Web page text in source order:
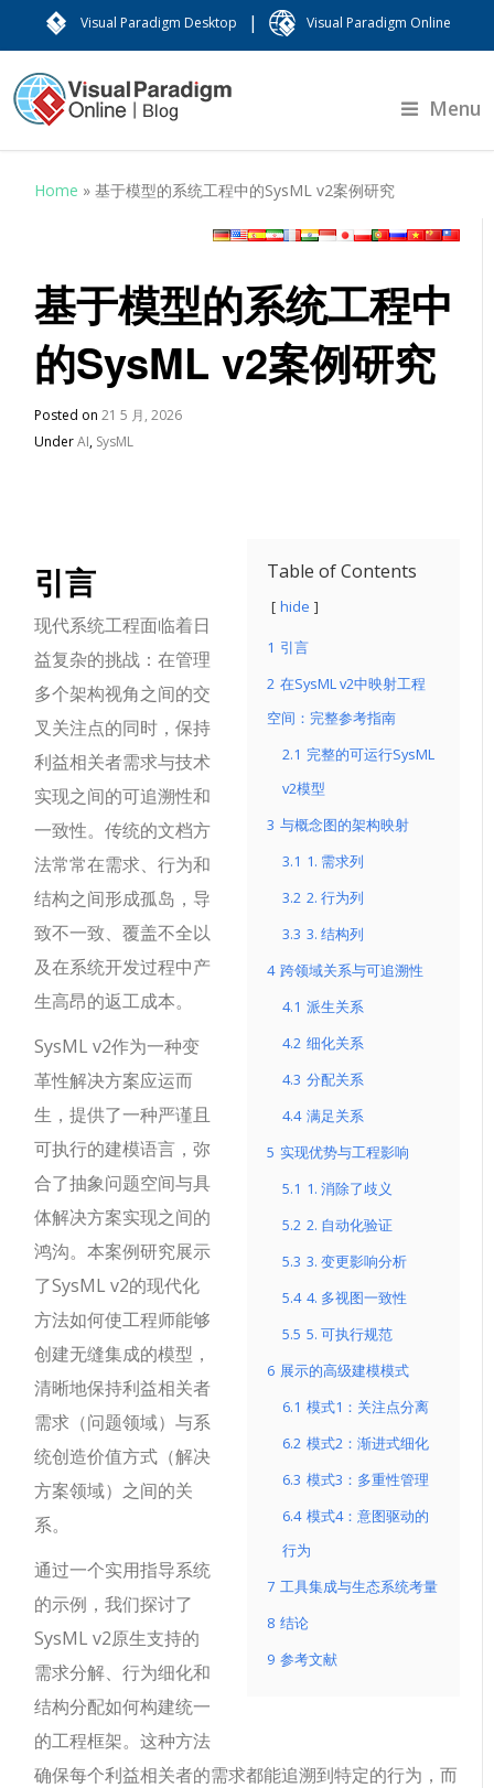
Visual Paradigm Desktop | Visual Paradigm Online
Menu
Home »基于模型的系统工程中的SysML v2案例研究
基于模型的系统工程中
的SysML v2案例研究
Posted on21 5 月, 2026
UnderAI, SysML
Table of Contents
hide
1 引言
2 在SysML v2中映射工程
空间：完整参考指南
2.1 完整的可运行SysML
v2模型
3 与概念图的架构映射
3.1 1. 需求列
3.2 2. 行为列
3.3 3. 结构列
4 跨领域关系与可追溯性
4.1 派生关系
4.2 细化关系
4.3 分配关系
4.4 满足关系
5 实现优势与工程影响
5.1 1. 消除了歧义
5.2 2. 自动化验证
5.3 3. 变更影响分析
5.4 4. 多视图一致性
5.5 5. 可执行规范
6 展示的高级建模模式
6.1 模式1：关注点分离
6.2 模式2：渐进式细化
6.3 模式3：多重性管理
6.4 模式4：意图驱动的
行为
7 工具集成与生态系统考量
8 结论
9 参考文献
引言
现代系统工程面临着日
益复杂的挑战：在管理
多个架构视角之间的交
叉关注点的同时，保持
利益相关者需求与技术
实现之间的可追溯性和
一致性。传统的文档方
法常常在需求、行为和
结构之间形成孤岛，导
致不一致、覆盖不全以
及在系统开发过程中产
生高昂的返工成本。
SysML v2作为一种变
革性解决方案应运而
生，提供了一种严谨且
可执行的建模语言，弥
合了抽象问题空间与具
体解决方案实现之间的
鸿沟。本案例研究展示
了SysML v2的现代化
方法如何使工程师能够
创建无缝集成的模型，
清晰地保持利益相关者
需求（问题领域）与系
统创造价值方式（解决
方案领域）之间的关
系。
通过一个实用指导系统
的示例，我们探讨了
SysML v2原生支持的
需求分解、行为细化和
结构分配如何构建统一
的工程框架。这种方法
确保每个利益相关者的需求都能追溯到特定的行为，而